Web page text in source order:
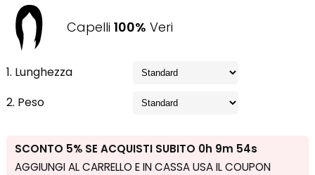
Capelli 100% Veri
1. Lunghezza
2. Peso
SCONTO 5% SE ACQUISTI SUBITO 0h 9m 53s
AGGIUNGI AL CARRELLO E IN CASSA USA IL COUPON